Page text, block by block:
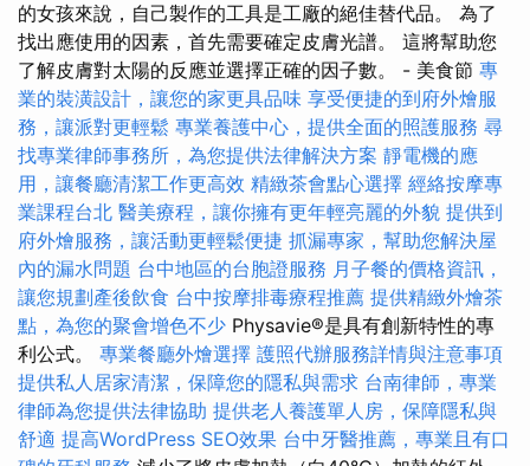
的女孩來說，自己製作的工具是工廠的絕佳替代品。 為了
找出應使用的因素，首先需要確定皮膚光譜。 這將幫助您
了解皮膚對太陽的反應並選擇正確的因子數。 - 美食節 專
業的裝潢設計，讓您的家更具品味 享受便捷的到府外燴服
務，讓派對更輕鬆 專業養護中心，提供全面的照護服務 尋
找專業律師事務所，為您提供法律解決方案 靜電機的應
用，讓餐廳清潔工作更高效 精緻茶會點心選擇 經絡按摩專
業課程台北 醫美療程，讓你擁有更年輕亮麗的外貌 提供到
府外燴服務，讓活動更輕鬆便捷 抓漏專家，幫助您解決屋
內的漏水問題 台中地區的台胞證服務 月子餐的價格資訊，
讓您規劃產後飲食 台中按摩排毒療程推薦 提供精緻外燴茶
點，為您的聚會增色不少 Physavie®是具有創新特性的專
利公式。 專業餐廳外燴選擇 護照代辦服務詳情與注意事項
提供私人居家清潔，保障您的隱私與需求 台南律師，專業
律師為您提供法律協助 提供老人養護單人房，保障隱私與
舒適 提高WordPress SEO效果 台中牙醫推薦，專業且有口